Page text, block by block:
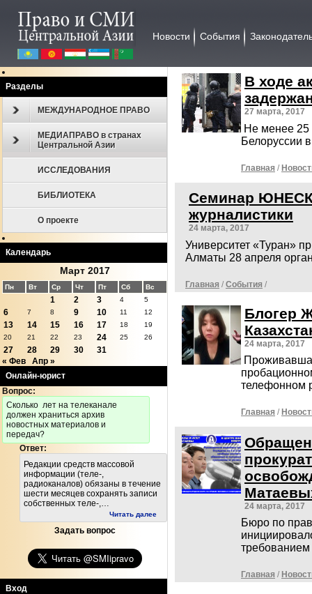
Новости События
Разделы
МЕЖДУНАРОДНОЕ ПРАВО
МЕДИАПРАВО в странах
Центральной Азии
ИССЛЕДОВАНИЯ
БИБЛИОТЕКА
О проекте
Календарь
Март 2017
Пн Вт Ср Чт Пт Сб Вс
1 2 3 4 5
6 7 8 9 10 11 12
13 14 15 16 17 18
19
20
21 22 23 24 25 26
27 28 29 30
31
« Фев
Апр »
Онлайн-юрист
Вопрос:
Cколько лет на телеканале
должен храниться архив
новостных материалов и
передач?
Ответ:
Редакции средств массовой
информации (теле-,
радиоканалов) обязаны в течение
шести месяцев сохранять записи
собственных теле-,…
Читать далее
Задать вопрос
Вход
В ходе
27 марта, 2017
Не менее 25
Белоруссии
Главная /
Семинар
журналистики
24 марта, 2017
Университет «Туран»
Алматы 28 апреля
Главная / События /
Блогер
24 марта, 2017
телефонном
Главная /
24 марта, 2017
Бюро по
Главная /